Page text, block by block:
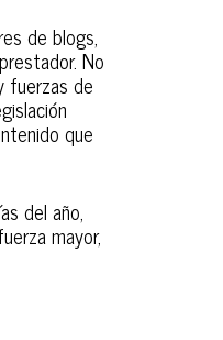
de blogs,
No
fuerzas de
que
del año,
mayor,